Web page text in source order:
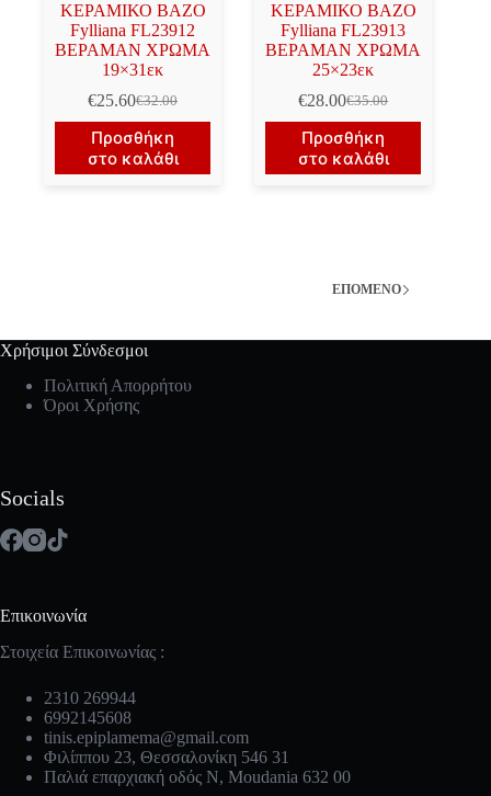
ΚΕΡΑΜΙΚΟ ΒΑΖΟ
Fylliana FL23912
ΒΕΡΑΜΑΝ ΧΡΩΜΑ
19×31εκ
€32.00
Original
price
was:
€32.00.
€25.60Η
τρέχουσα
τιμή
είναι:
Προσθήκη
στο καλάθι
ΚΕΡΑΜΙΚΟ ΒΑΖΟ
Fylliana FL23913
ΒΕΡΑΜΑΝ ΧΡΩΜΑ
25×23εκ
€35.00
Original
price
was:
€35.00.
€28.00Η
τρέχουσα
τιμή
είναι:
Προσθήκη
στο καλάθι
ΕΠΌΜΕΝΟ
Χρήσιμοι Σύνδεσμοι
Πολιτική Απορρήτου
Όροι Χρήσης
Socials
Επικοινωνία
Στοιχεία Επικοινωνίας :
2310 269944
6992145608
tinis.epiplamema@gmail.com
Φιλίππου 23, Θεσσαλονίκη 546 31
Παλιά επαρχιακή οδός Ν, Moudania 632 00